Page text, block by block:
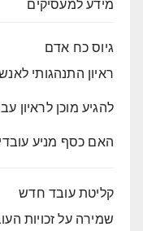
מידע למעסיקים
גיוס כח אדם
ראיון התנהגותי
להגיע מוכן לראיון
האם כסף מניע
קליטת עובד חדש
שמירה על זכויות